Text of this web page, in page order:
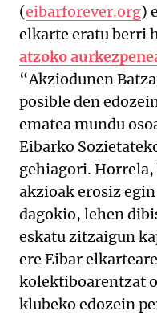
(eibarforever.org)
elkarte eratu berri
atzoko
“Akziodunen
posible den
ematea mundu
Eibarko
gehiagori.
akzioak erosiz
dagokio, lehen
eskatu zitzaigun
ere Eibar
kolektiboarentzat
klubeko edozein